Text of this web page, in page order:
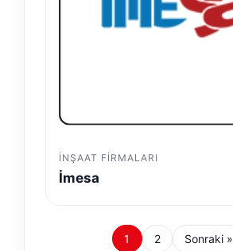
İNŞAAT FIRMALARI
İmesa
1 2 Sonraki »